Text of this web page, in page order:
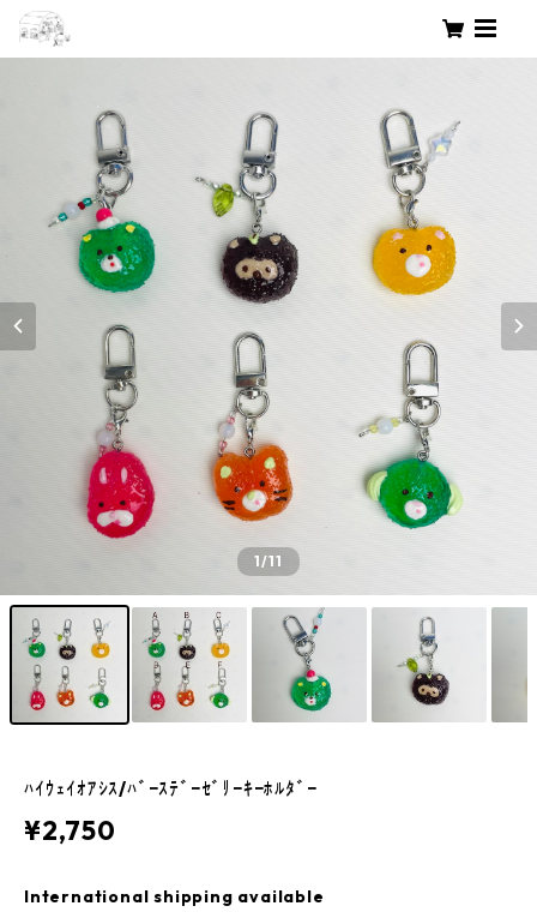
1/11
ﾊｲｳｪｲｵｱｼｽ/ﾊﾞｰｽﾃﾞｰｾﾞﾘｰｷｰﾎﾙﾀﾞｰ
¥2,750
International shipping available